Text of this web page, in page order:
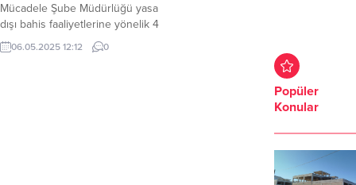
Mücadele Şube Müdürlüğü yasa
dışı bahis faaliyetlerine yönelik 4
aylık teknik takip sonucu eş
zamanlı operasyon düzenledi.
06.05.2025 12:12 0
Popüler
Konular